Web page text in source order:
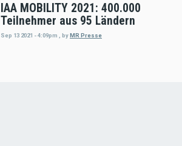
IAA MOBILITY 2021: 400.000
Teilnehmer aus 95 Ländern
Sep 13 2021 - 4:09pm , byMR Presse